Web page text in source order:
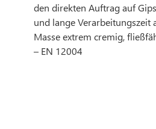
den direkten Auftrag auf
und lange Verarbeitungszeit
Masse extrem cremig,
– EN 12004